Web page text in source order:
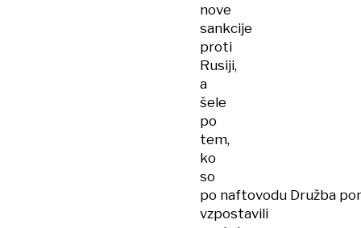
nove
sankcije
proti
Rusiji,
a
šele
po
tem,
ko
so
po naftovodu Družba
vzpostavili